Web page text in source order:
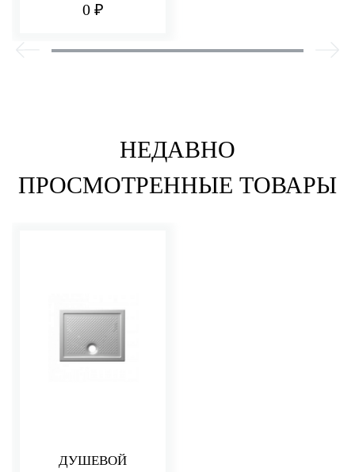
0 ₽
НЕДАВНО
ПРОСМОТРЕННЫЕ ТОВАРЫ
ДУШЕВОЙ